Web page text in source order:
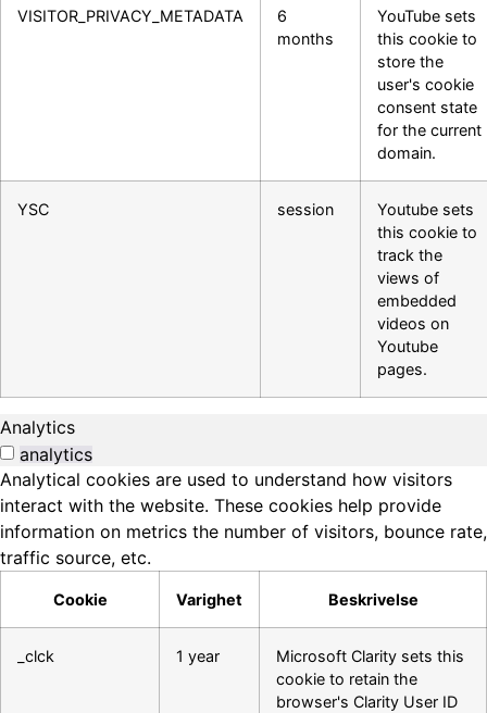
VISITOR_PRIVACY_METADATA
6
months
YouTube sets
this cookie to
store the
user's cookie
consent state
for the current
domain.
YSC session
Youtube sets
this cookie to
track the
views of
embedded
videos on
Youtube
pages.
Analytics
analytics
Analytical cookies are used to understand how visitors
interact with the website. These cookies help provide
information on metrics the number of visitors, bounce rate,
traffic source, etc.
Cookie Varighet Beskrivelse
_clck 1 year
Microsoft Clarity sets this
cookie to retain the
browser's Clarity User ID